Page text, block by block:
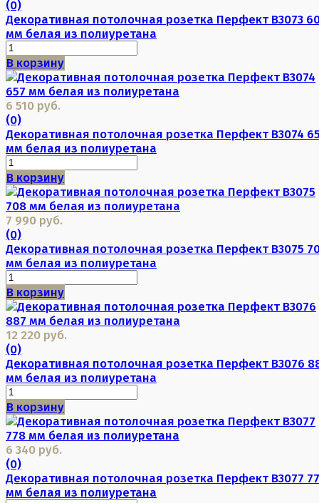
(0)
Декоративная потолочная розетка Перфект B3073
мм белая из полиуретана
В корзину
6 510 руб.
(0)
Декоративная потолочная розетка Перфект B3074
мм белая из полиуретана
В корзину
7 990 руб.
(0)
Декоративная потолочная розетка Перфект B3075
мм белая из полиуретана
В корзину
12 220 руб.
(0)
Декоративная потолочная розетка Перфект B3076
мм белая из полиуретана
В корзину
6 340 руб.
(0)
Декоративная потолочная розетка Перфект B3077
мм белая из полиуретана